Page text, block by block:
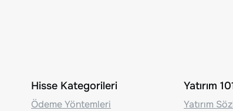
Hisse Kategorileri
Ödeme Yöntemleri
Yatırım
Yatırım